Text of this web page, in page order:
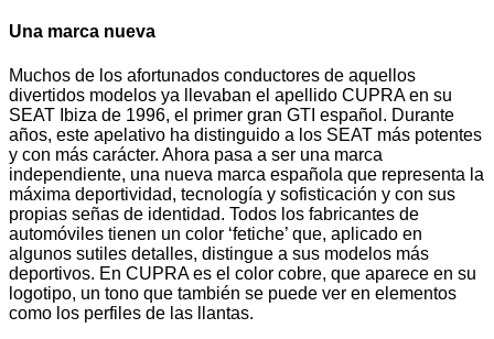
Una marca nueva
Muchos de los afortunados conductores de aquellos
divertidos modelos ya llevaban el apellido CUPRA en su
SEAT Ibiza de 1996, el primer gran GTI español. Durante
años, este apelativo ha distinguido a los SEAT más potentes
y con más carácter. Ahora pasa a ser una marca
independiente, una nueva marca española que representa la
máxima deportividad, tecnología y sofisticación y con sus
propias señas de identidad. Todos los fabricantes de
automóviles tienen un color ‘fetiche’ que, aplicado en
algunos sutiles detalles, distingue a sus modelos más
deportivos. En CUPRA es el color cobre, que aparece en su
logotipo, un tono que también se puede ver en elementos
como los perfiles de las llantas.